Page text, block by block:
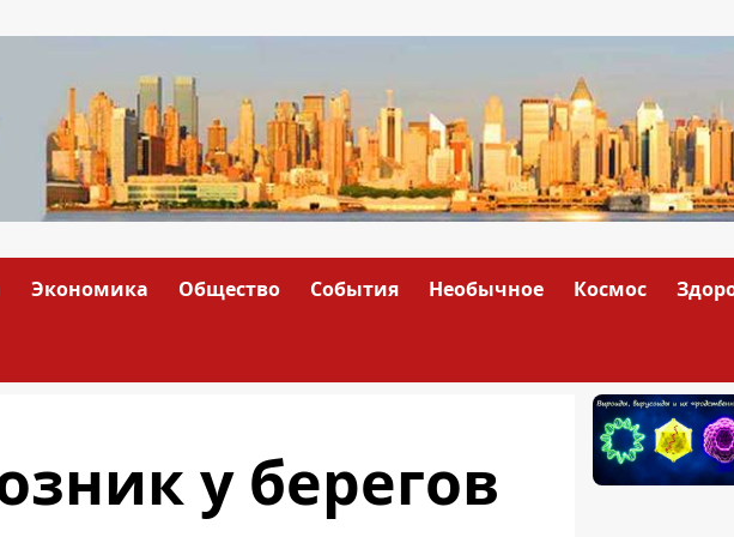
Экономика Общество События Необычное Космос
у берегов